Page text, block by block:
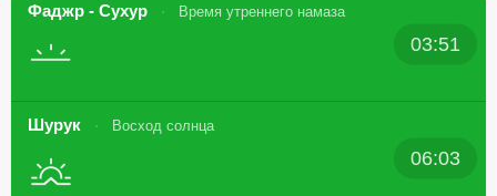
Фаджр - Сухур Время утреннего намаза
03:51
Шурук Восход солнца
06:03